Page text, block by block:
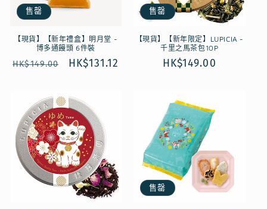
售罄
【現貨】【新年禮盒】明月堂 -
博多通饅頭 6件裝
定
HK$149.00
售
HK$131.12
售罄
【現貨】【新年限定】LUPICIA -
千里之馬茶包10P
定
HK$149.00
售罄